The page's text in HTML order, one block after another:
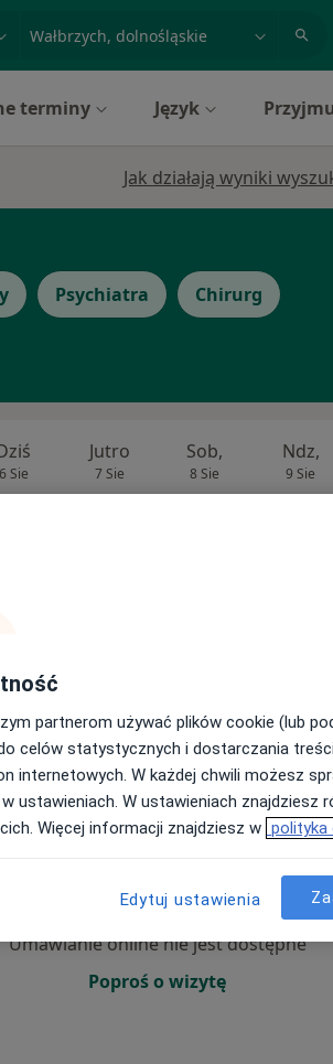
miasto lub dzielnica
terminy Język
Jak działają wyniki
Psychiatra Chirurg
6 Sie
Jutro
7 Sie
Sob,
8 Sie
Ndz,
9 Sie
Sob, Ndz,
Umawianie online nie jest dostępne
Poproś o wizytę
partnerom używać plików cookie (lub
celów statystycznych i dostarczania
internetowych. W każdej chwili możesz
ustawieniach. W ustawieniach znajdziesz
Więcej informacji znajdziesz w polityka
Edytuj ustawienia